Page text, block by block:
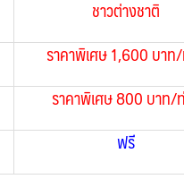
ชาวต่างชาติ
ราคาพิเศษ 1,600 บาท
ราคาพิเศษ 800 บาท/
ฟรี